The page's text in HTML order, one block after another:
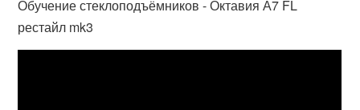
Обучение стеклоподъёмников - Октавия А7 FL
рестайл mk3